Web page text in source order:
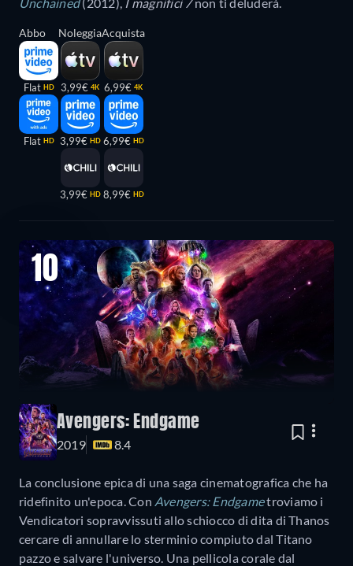
Abbo
Flat HD
Flat HD
Noleggia
3,99€ 4K
3,99€ HD
3,99€ HD
Acquista
6,99€ 4K
6,99€ HD
8,99€ HD
10
Avengers: Endgame
2019 8.4
La conclusione epica di una saga cinematografica che ha
ridefinito un'epoca. Con Avengers: Endgametroviamo i
Vendicatori sopravvissuti allo schiocco di dita di Thanos
cercare di annullare lo sterminio compiuto dal Titano
pazzo e salvare l'universo. Una pellicola corale dal